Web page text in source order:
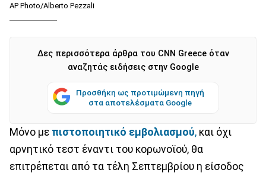
AP Photo/Alberto Pezzali
Δες περισσότερα άρθρα του CNN Greece όταν
αναζητάς ειδήσεις στην Google
Προσθήκη ως προτιμώμενη πηγή
στα αποτελέσματα Google
Μόνο με πιστοποιητικό εμβολιασμού, και όχι
αρνητικό τεστ έναντι του κορωνοϊού, θα
επιτρέπεται από τα τέλη Σεπτεμβρίου η είσοδος